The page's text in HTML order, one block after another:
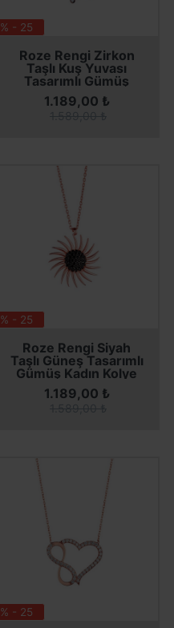
% - 25
Roze Rengi Zirkon
Taşlı Kuş Yuvası
Tasarımlı Gümüş
Kadın Kolye
SEPETE EKLE
1.189,00 ₺
SEPETE EKLE
% - 25
Roze Rengi Siyah
Taşlı Güneş Tasarımlı
Gümüş Kadın Kolye
SEPETE EKLE
1.189,00 ₺
SEPETE EKLE
% - 25